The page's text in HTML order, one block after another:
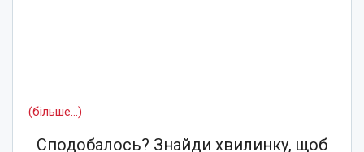
(більше…)
Сподобалось? Знайди хвилинку, щоб